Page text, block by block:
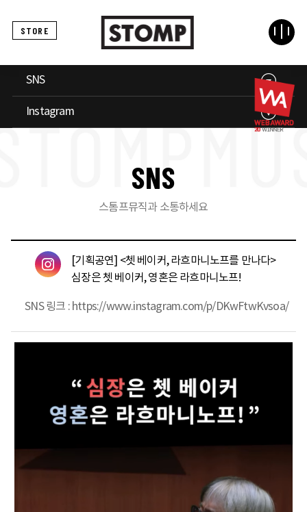
STORE
SNS
Instagram
SNS
스톰프뮤직과 소통하세요
[기획공연] <쳇 베이커, 라흐마니노프를 만나다>
심장은 쳇 베이커, 영혼은 라흐마니노프!
SNS 링크 : https://www.instagram.com/p/DKwFtwKvsoa/